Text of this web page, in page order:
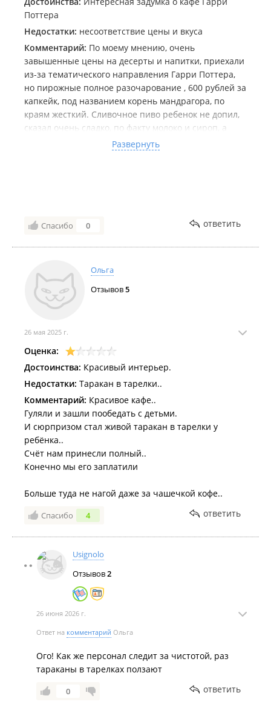
Поттера
Недостатки: несоответствие цены и вкуса
Комментарий: По моему мнению, очень
завышенные цены на десерты и напитки, приехали
из-за тематического направления Гарри Поттера,
но пирожные полное разочарование , 600 рублей за
капкейк, под названием корень мандрагора, по
краям жесткий. Сливочное пиво ребенок не допил,
сказал очень сладко, по факту молоко и сироп, а
цена 440 рублей. Но самое неудачное это пирожное
Башня, которое сделано из жестких оладьев, как
тут, тольк если прийти попить кофе и
Развернуть
Спасибо 0 ответить
Ольга
Отзывов5
26 мая 2025 г.
Оценка:
Достоинства: Красивый интерьер.
Недостатки: Таракан в тарелки..
Комментарий: Красивое кафе..
Гуляли и зашли пообедать с детьми.
И сюрпризом стал живой таракан в тарелки у
ребёнка..
Счёт нам принесли полный..
Конечно мы его заплатили
Больше туда не нагой даже за чашечкой кофе..
Спасибо 4 ответить
Usignolo
Отзывов2
26 июня 2026 г.
Ответ на комментарий Ольга
Ого! Как же персонал следит за чистотой, раз
тараканы в тарелках ползают
0 ответить